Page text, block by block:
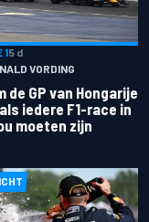
15 d
VORDING
de GP van Hongarije
iedere F1-race in
moeten zijn